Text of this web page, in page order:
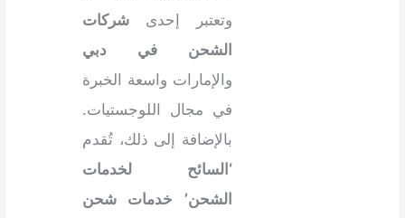
وتعتبر إحدى شركات
الشحن في دبي
والإمارات واسعة الخبرة
في مجال اللوجستيات.
بالإضافة إلى ذلك، تُقدم
‘السائح لخدمات
الشحن’
خدمات شحن